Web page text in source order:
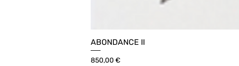
ABONDANCE II
Prix
850,00 €